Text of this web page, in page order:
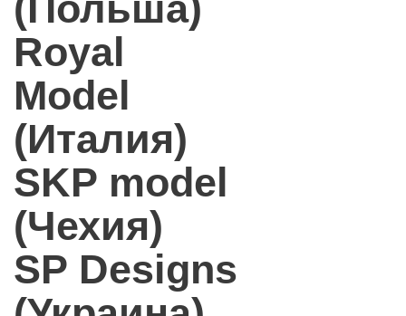
Royal
Model
(Италия)
SKP model
(Чехия)
SP Designs